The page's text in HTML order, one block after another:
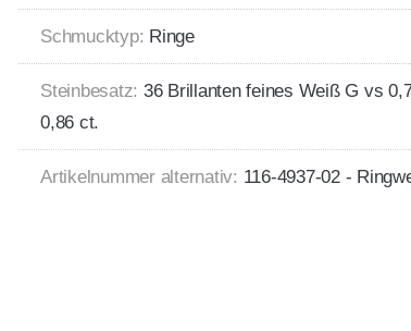
Schmucktyp: Ringe
Steinbesatz: 36 Brillanten feines Weiß G vs
0,86 ct.
Artikelnummer alternativ: 116-4937-02 -